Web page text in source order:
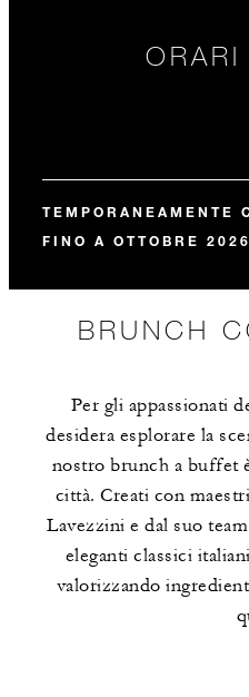
TEMPORANEAMENTE
FINO A OTTOBRE 2026
BRUNCH
Per gli appassionati
desidera esplorare la
nostro brunch a buffet
città. Creati con
Lavezzini e dal suo
eleganti classici
valorizzando